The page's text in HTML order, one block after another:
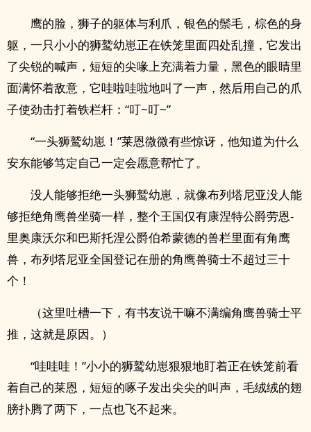
鹰的脸，狮子的躯体与利爪，银色的鬃毛，棕色的身
躯，一只小小的狮鹫幼崽正在铁笼里面四处乱撞，它发出
了尖锐的喊声，短短的尖喙上充满着力量，黑色的眼睛里
面满怀着敌意，它哇啦哇啦地叫了一声，然后用自己的爪
子使劲击打着铁栏杆：“叮~叮~”
“一头狮鹫幼崽！”莱恩微微有些惊讶，他知道为什么
安东能够笃定自己一定会愿意帮忙了。
没人能够拒绝一头狮鹫幼崽，就像布列塔尼亚没人能
够拒绝角鹰兽坐骑一样，整个王国仅有康涅特公爵劳恩-
里奥康沃尔和巴斯托涅公爵伯希蒙德的兽栏里面有角鹰
兽，布列塔尼亚全国登记在册的角鹰兽骑士不超过三十
个！
（这里吐槽一下，有书友说干嘛不满编角鹰兽骑士平
推，这就是原因。）
“哇哇哇！”小小的狮鹫幼崽狠狠地盯着正在铁笼前看
着自己的莱恩，短短的啄子发出尖尖的叫声，毛绒绒的翅
膀扑腾了两下，一点也飞不起来。